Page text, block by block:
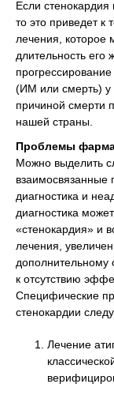
Если стенокардия
то это приведет к
лечения, которое
длительность его
(ИМ или смерть) у
причиной смерти
нашей страны.
Проблемы
Можно выделить
взаимосвязанные
диагностика и
диагностика
«стенокардия» и
лечения,
дополнительному
к отсутствию
Специфические
стенокардии
Лечение